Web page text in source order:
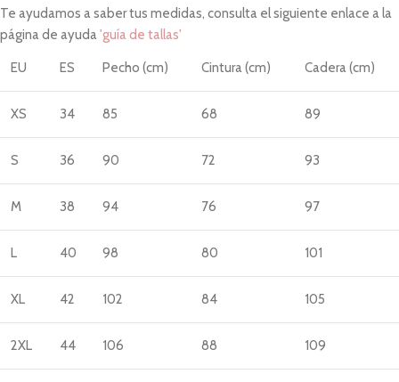
Te ayudamos a saber tus medidas, consulta el siguiente enlace a la
página de ayuda'guía de tallas'
EU ES Pecho (cm) Cintura (cm) Cadera (cm)
XS 34 85 68 89
S 36 90 72 93
M 38 94 76 97
L 40 98 80 101
XL 42 102 84 105
2XL 44 106 88 109